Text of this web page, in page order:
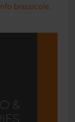
brassicole.